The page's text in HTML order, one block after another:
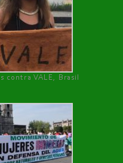
contra VALE, Brasil